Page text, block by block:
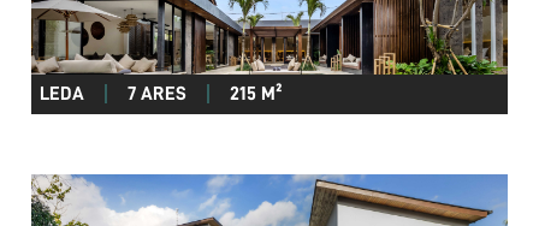
LEDA 7 ARES 215 M²